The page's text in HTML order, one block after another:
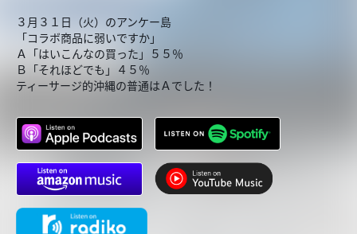
３月３１日（火）のアンケー島
「コラボ商品に弱いですか」
Ａ「はいこんなの買った」５５％
Ｂ「それほどでも」４５％
ティーサージ的沖縄の普通はＡでした！